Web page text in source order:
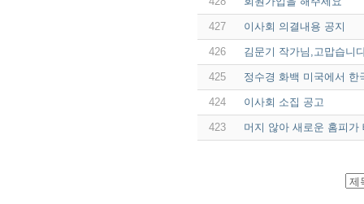
427 이사회 의결내용 공지
426 김문기 작가님,고맙습니
425 정수경 화백 미국에서 한
424 이사회 소집 공고
423 머지 않아 새로운 홈피가